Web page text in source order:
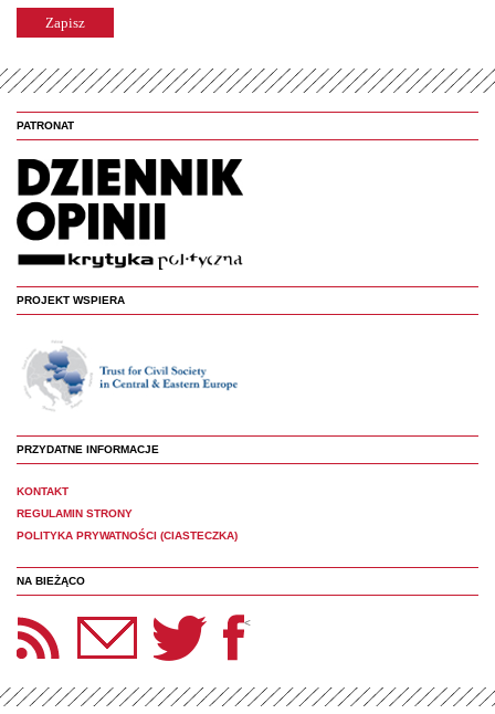
PATRONAT
PROJEKT WSPIERA
PRZYDATNE INFORMACJE
KONTAKT
REGULAMIN STRONY
POLITYKA PRYWATNOŚCI (CIASTECZKA)
NA BIEŻĄCO
Panoptyka Facebook <